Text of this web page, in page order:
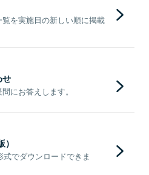
を実施日の新しい順に掲載
せ
にお答えします。
でダウンロードできま